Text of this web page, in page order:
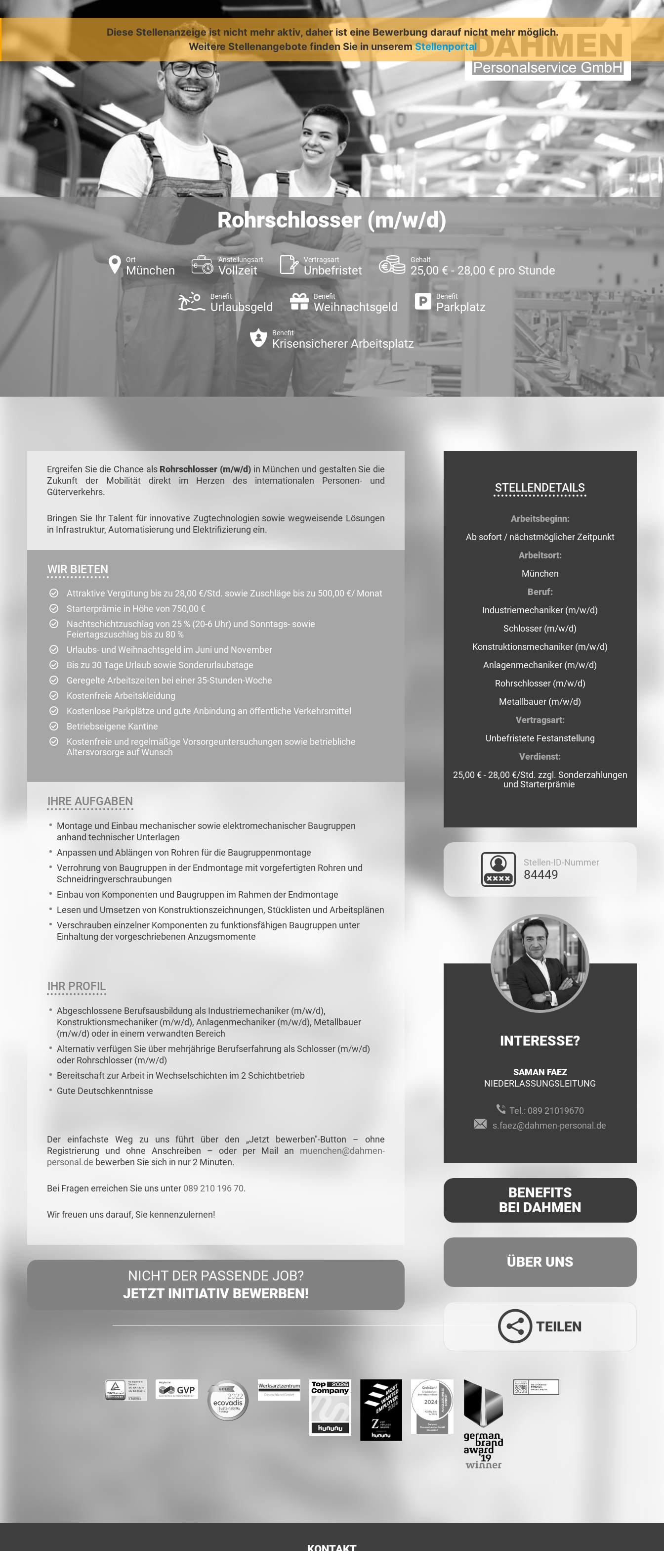
Diese Stellenanzeige ist nicht mehr aktiv, daher ist eine Bewerbung darauf nicht mehr möglich.
Weitere Stellenangebote finden Sie in unseremStellenportal
Rohrschlosser (m/w/d)
Ort
München
Anstellungsart
Vollzeit
Vertragsart
Unbefristet
Gehalt
25,00 € - 28,00 € pro Stunde
Benefit
Urlaubsgeld
Benefit
Weihnachtsgeld
Benefit
Parkplatz
Benefit
Krisensicherer Arbeitsplatz
Ergreifen Sie die Chance als Rohrschlosser (m/w/d)in München und gestalten Sie die
Zukunft der Mobilität direkt im Herzen des internationalen Personen- und
Güterverkehrs.
Bringen Sie Ihr Talent für innovative Zugtechnologien sowie wegweisende Lösungen
in Infrastruktur, Automatisierung und Elektrifizierung ein.
WIR BIETEN
Attraktive Vergütung bis zu 28,00 €/Std. sowie Zuschläge bis zu 500,00 €/ Monat
Starterprämie in Höhe von 750,00 €
Nachtschichtzuschlag von 25 % (20-6 Uhr) und Sonntags- sowie
Feiertagszuschlag bis zu 80 %
Urlaubs- und Weihnachtsgeld im Juni und November
Bis zu 30 Tage Urlaub sowie Sonderurlaubstage
Geregelte Arbeitszeiten bei einer 35-Stunden-Woche
Kostenfreie Arbeitskleidung
Kostenlose Parkplätze und gute Anbindung an öffentliche Verkehrsmittel
Betriebseigene Kantine
Kostenfreie und regelmäßige Vorsorgeuntersuchungen sowie betriebliche
Altersvorsorge auf Wunsch
IHRE AUFGABEN
Montage und Einbau mechanischer sowie elektromechanischer Baugruppen
anhand technischer Unterlagen
Anpassen und Ablängen von Rohren für die Baugruppenmontage
Verrohrung von Baugruppen in der Endmontage mit vorgefertigten Rohren und
Schneidringverschraubungen
Einbau von Komponenten und Baugruppen im Rahmen der Endmontage
Lesen und Umsetzen von Konstruktionszeichnungen, Stücklisten und Arbeitsplänen
Verschrauben einzelner Komponenten zu funktionsfähigen Baugruppen unter
Einhaltung der vorgeschriebenen Anzugsmomente
IHR PROFIL
Abgeschlossene Berufsausbildung als Industriemechaniker (m/w/d),
Konstruktionsmechaniker (m/w/d), Anlagenmechaniker (m/w/d), Metallbauer
(m/w/d) oder in einem verwandten Bereich
Alternativ verfügen Sie über mehrjährige Berufserfahrung als Schlosser (m/w/d)
oder Rohrschlosser (m/w/d)
Bereitschaft zur Arbeit in Wechselschichten im 2 Schichtbetrieb
Gute Deutschkenntnisse
Der einfachste Weg zu uns führt über den „Jetzt bewerben"-Button – ohne
Registrierung und ohne Anschreiben – oder per Mail an muenchen@dahmen-
personal.de bewerben Sie sich in nur 2 Minuten.
Bei Fragen erreichen Sie uns unter 089 210 196 70.
Wir freuen uns darauf, Sie kennenzulernen!
NICHT DER PASSENDE JOB?
JETZT INITIATIV BEWERBEN!
STELLENDETAILS
Arbeitsbeginn:
Ab sofort / nächstmöglicher Zeitpunkt
Arbeitsort:
München
Beruf:
Industriemechaniker (m/w/d)
Schlosser (m/w/d)
Konstruktionsmechaniker (m/w/d)
Anlagenmechaniker (m/w/d)
Rohrschlosser (m/w/d)
Metallbauer (m/w/d)
Vertragsart:
Unbefristete Festanstellung
Verdienst:
25,00 € - 28,00 €/Std. zzgl. Sonderzahlungen
und Starterprämie
Stellen-ID-Nummer
84449
INTERESSE?
SAMAN FAEZ
NIEDERLASSUNGSLEITUNG
Tel.: 089 21019670
s.faez@dahmen-personal.de
BENEFITS
BEI DAHMEN
ÜBER UNS
LinkedIn
Whatsapp
TEILEN